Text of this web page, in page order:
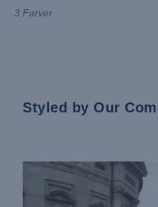
3 Farver
Styled by Our